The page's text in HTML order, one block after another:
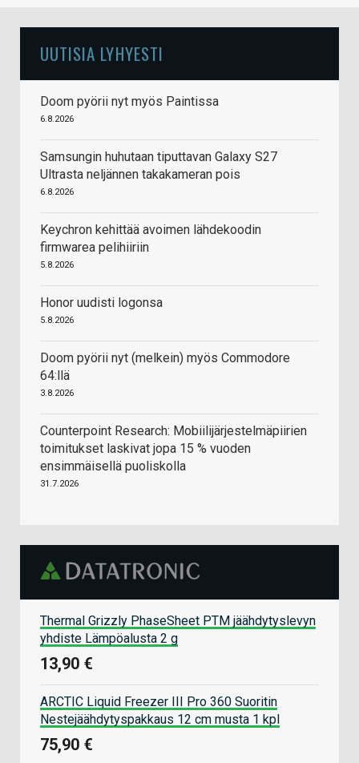
UUTISIA LYHYESTI
Doom pyörii nyt myös Paintissa
6.8.2026
Samsungin huhutaan tiputtavan Galaxy S27
Ultrasta neljännen takakameran pois
6.8.2026
Keychron kehittää avoimen lähdekoodin
firmwarea pelihiiriin
5.8.2026
Honor uudisti logonsa
5.8.2026
Doom pyörii nyt (melkein) myös Commodore
64:llä
3.8.2026
Counterpoint Research: Mobiilijärjestelmäpiirien
toimitukset laskivat jopa 15 % vuoden
ensimmäisellä puoliskolla
31.7.2026
Thermal Grizzly PhaseSheet PTM jäähdytyslevyn
yhdiste Lämpöalusta 2 g
13,90 €
ARCTIC Liquid Freezer III Pro 360 Suoritin
Nestejäähdytyspakkaus 12 cm musta 1 kpl
75,90 €